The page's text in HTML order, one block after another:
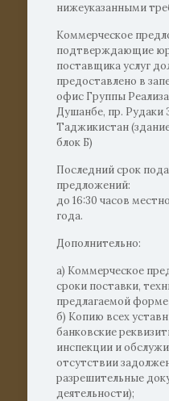
нижеуказанными
Коммерческое
подтверждающие
поставщика услуг
предоставлено в
офис Группы
Душанбе, пр. Рудаки
Таджикистан
блок Б)
Последний срок
предложений:
до 16:30 часов
года.
Дополнительно:
а) Коммерческое
сроки поставки,
предлагаемой форме
б) Копию всех
банковские
инспекции и
отсутствии
разрешительные
деятельности);